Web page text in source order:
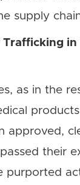
supply
in
as in the
approved,
their
purported